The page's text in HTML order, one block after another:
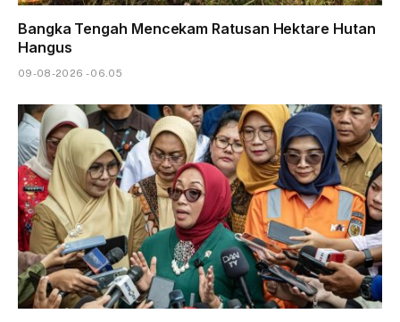
Bangka Tengah Mencekam Ratusan Hektare Hutan
Hangus
09-08-2026 - 06.05